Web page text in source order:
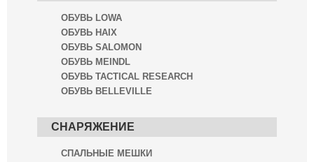
ОБУВЬ LOWA
ОБУВЬ HAIX
ОБУВЬ SALOMON
ОБУВЬ MEINDL
ОБУВЬ TACTICAL RESEARCH
ОБУВЬ BELLEVILLE
СНАРЯЖЕНИЕ
СПАЛЬНЫЕ МЕШКИ